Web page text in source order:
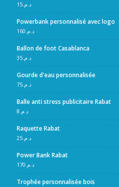
د.م.15
Powerbank personnalisé avec logo
د.م.160
Ballon de foot Casablanca
د.م.35
Gourde d'eau personnalisée
د.م.75
Balle anti stress publicitaire Rabat
د.م.8
Raquette Rabat
د.م.25
Power Bank Rabat
د.م.170
Trophée personnalisée bois